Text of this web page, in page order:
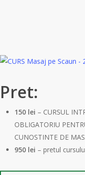
Pret:
150 lei – CURSUL
OBLIGATORIU
CUNOSTINTE DE
950 lei – pretul